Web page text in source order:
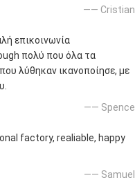
—— Cristian
επικοινωνία
πολύ που όλα τα
λύθηκαν ικανοποίησε, με
—— Spence
factory, realiable, happy
—— Samuel